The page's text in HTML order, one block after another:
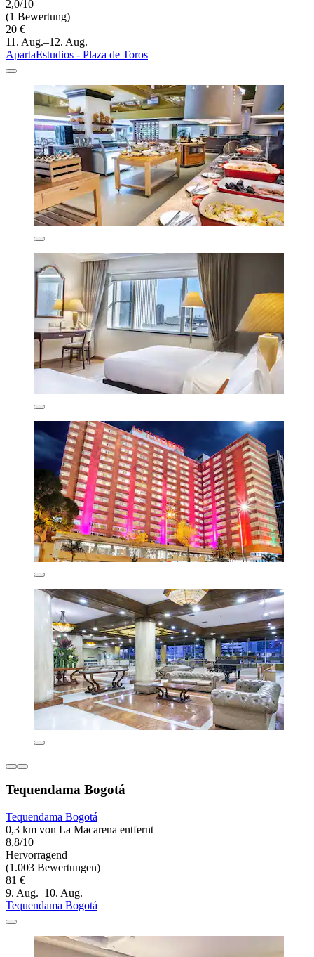
2,0/10
(1 Bewertung)
20 €
11. Aug.–12. Aug.
ApartaEstudios - Plaza de Toros
Tequendama Bogotá
Tequendama Bogotá
0,3 km von La Macarena entfernt
8,8/10
Hervorragend
(1.003 Bewertungen)
81 €
9. Aug.–10. Aug.
Tequendama Bogotá